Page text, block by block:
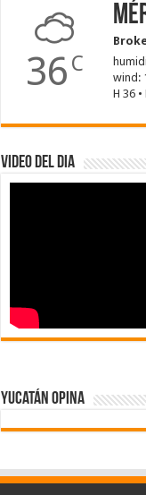
36 C
wind:
H 36 •
Video del dia
Yucatán Opina